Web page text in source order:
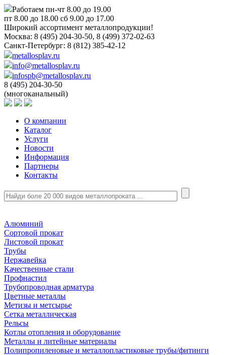
Работаем пн-чт 8.00 до 19.00
пт 8.00 до 18.00 сб 9.00 до 17.00
Широкий ассортимент металлопродукции!
Москва: 8 (495) 204-30-50, 8 (499) 372-02-63
Санкт-Петербург: 8 (812) 385-42-12
metallosplav.ru
info@metallosplav.ru
infospb@metallosplav.ru
8 (495) 204-30-50
(многоканальный)
О компании
Каталог
Услуги
Новости
Информация
Партнеры
Контакты
Алюминий
Сортовой прокат
Листовой прокат
Трубы
Нержавейка
Качественные стали
Профнастил
Трубопроводная арматура
Цветные металлы
Метизы и метсырье
Сетка металлическая
Рельсы
Котлы отопления и оборудование
Металлы и литейные материалы
Полипропиленовые и металлопластиковые трубы/фитинги